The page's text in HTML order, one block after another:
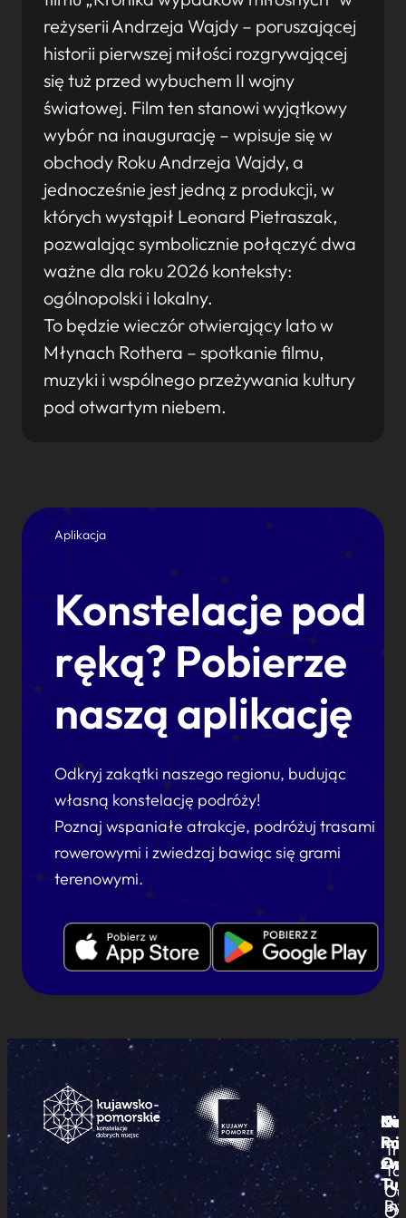
reżyserii Andrzeja Wajdy – poruszającej
historii pierwszej miłości rozgrywającej
się tuż przed wybuchem II wojny
światowej. Film ten stanowi wyjątkowy
wybór na inaugurację – wpisuje się w
obchody Roku Andrzeja Wajdy, a
jednocześnie jest jedną z produkcji, w
których wystąpił Leonard Pietraszak,
pozwalając symbolicznie połączyć dwa
ważne dla roku 2026 konteksty:
ogólnopolski i lokalny.
To będzie wieczór otwierający lato w
Młynach Rothera – spotkanie filmu,
muzyki i wspólnego przeżywania kultury
pod otwartym niebem.
Aplikacja
Konstelacje pod
ręką? Pobierze
naszą aplikację
Odkryj zakątki naszego regionu, budując
własną konstelację podróży!
Poznaj wspaniałe atrakcje, podróżuj trasami
rowerowymi i zwiedzaj bawiąc się grami
terenowymi.
O
i